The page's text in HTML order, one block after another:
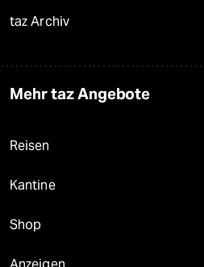
taz Archiv
Mehr taz Angebote
Reisen
Kantine
Shop